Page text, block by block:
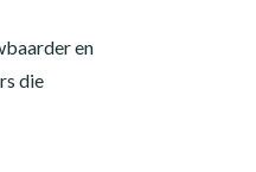
en
die